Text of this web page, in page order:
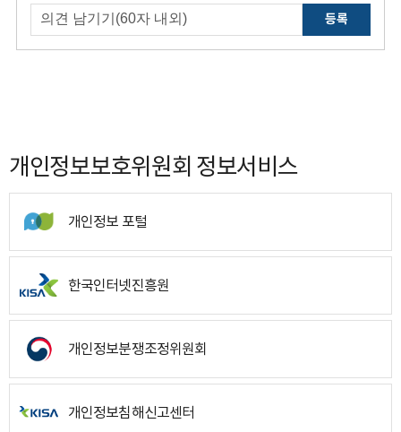
등록
개인정보보호위원회 정보서비스
개인정보 포털
한국인터넷진흥원
개인정보분쟁조정위원회
개인정보침해신고센터